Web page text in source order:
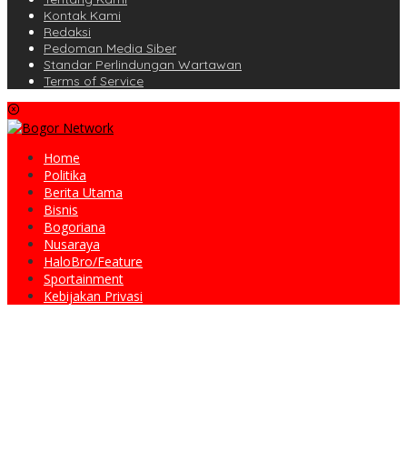
Kontak Kami
Redaksi
Pedoman Media Siber
Standar Perlindungan Wartawan
Terms of Service
Home
Politika
Berita Utama
Bisnis
Bogoriana
Nusaraya
HaloBro/Feature
Sportainment
Kebijakan Privasi